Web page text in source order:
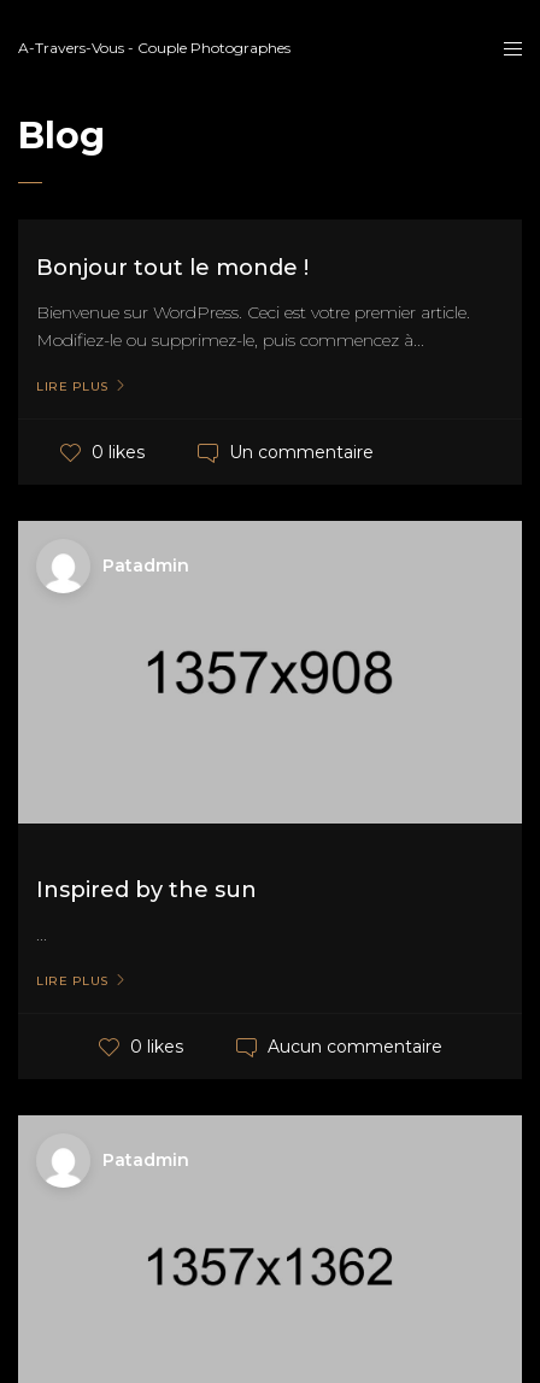
A-Travers-Vous - Couple Photographes
Blog
Bonjour tout le monde !
Bienvenue sur WordPress. Ceci est votre premier article.
Modifiez-le ou supprimez-le, puis commencez à...
LIRE PLUS
0 likes Un commentaire
Patadmin
Inspired by the sun
...
LIRE PLUS
0 likes Aucun commentaire
Patadmin